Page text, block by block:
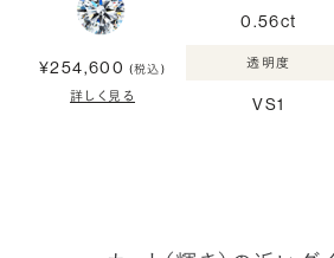
¥254,600 (税込)
詳しく見る
0.56ct
透明度
VS1